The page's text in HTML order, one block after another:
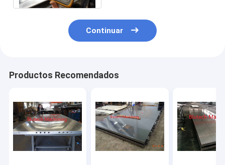
Continuar
Productos Recomendados